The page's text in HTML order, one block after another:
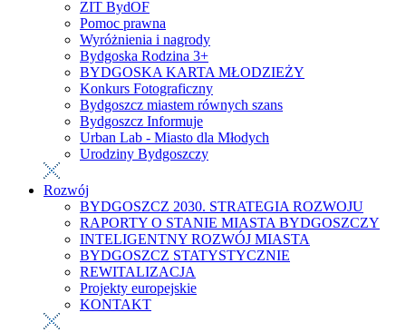
ZIT BydOF
Pomoc prawna
Wyróżnienia i nagrody
Bydgoska Rodzina 3+
BYDGOSKA KARTA MŁODZIEŻY
Konkurs Fotograficzny
Bydgoszcz miastem równych szans
Bydgoszcz Informuje
Urban Lab - Miasto dla Młodych
Urodziny Bydgoszczy
Rozwój
BYDGOSZCZ 2030. STRATEGIA ROZWOJU
RAPORTY O STANIE MIASTA BYDGOSZCZY
INTELIGENTNY ROZWÓJ MIASTA
BYDGOSZCZ STATYSTYCZNIE
REWITALIZACJA
Projekty europejskie
KONTAKT